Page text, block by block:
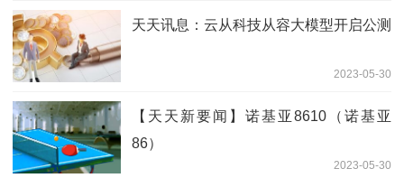
天天讯息：云从科技从容大模型开启公测
2023-05-30
【天天新要闻】诺基亚8610（诺基亚
86）
2023-05-30